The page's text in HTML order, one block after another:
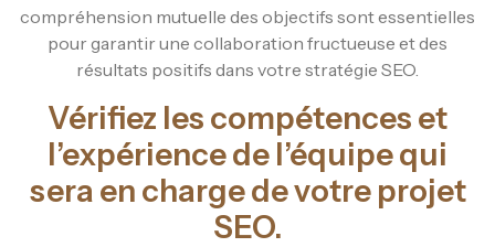
compréhension mutuelle des objectifs sont essentielles
pour garantir une collaboration fructueuse et des
résultats positifs dans votre stratégie SEO.
Vérifiez les compétences et
l’expérience de l’équipe qui
sera en charge de votre projet
SEO.